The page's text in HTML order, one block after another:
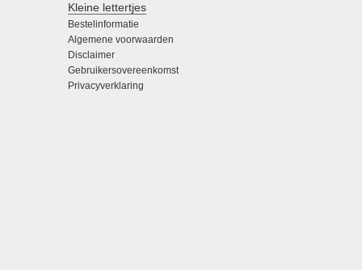
Kleine lettertjes
Bestelinformatie
Algemene voorwaarden
Disclaimer
Gebruikersovereenkomst
Privacyverklaring